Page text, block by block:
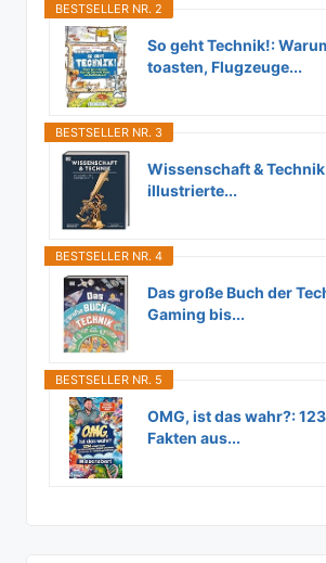
BESTSELLER NR. 2
So geht Technik!:
toasten, Flugzeuge...
BESTSELLER NR. 3
Wissenschaft &
illustrierte...
BESTSELLER NR. 4
Das große Buch der
Gaming bis...
BESTSELLER NR. 5
OMG, ist das wahr?:
Fakten aus...